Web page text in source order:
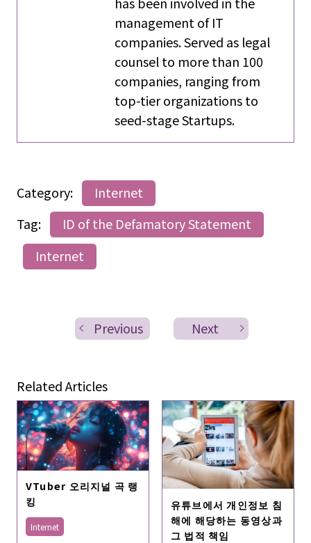
management of IT
companies. Served as legal
counsel to more than 100
companies, ranging from
top-tier organizations to
seed-stage Startups.
Category:
Internet
Tag:
ID of the Defamatory Statement
Internet
Previous Next
Related Articles
VTuber 오리지널 곡 랭
킹
Internet
유튜브에서 개인정보 침
해에 해당하는 동영상과
그 법적 책임